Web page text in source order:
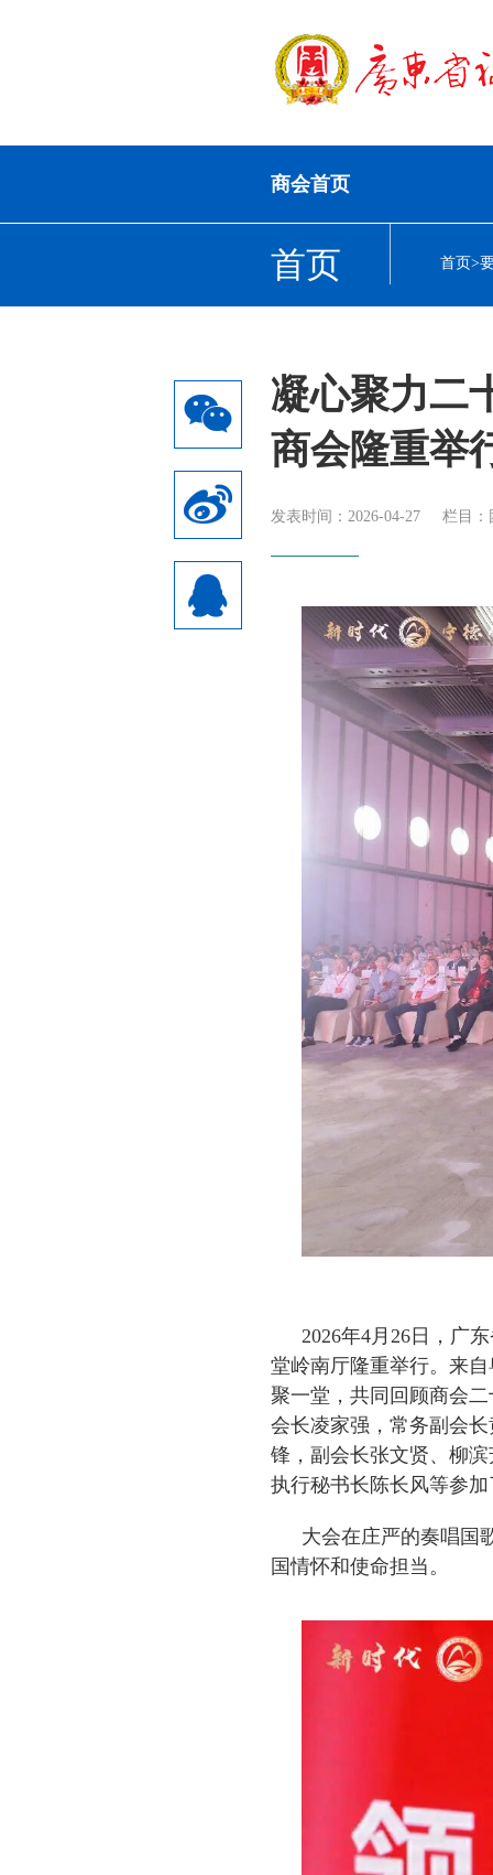
商会首页
首页 首页>
凝心聚力二
商会隆重举
发表时间：2026-04-27 栏目：
2026年4月26日，广
堂岭南厅隆重举行。来
聚一堂，共同回顾商会
会长凌家强，常务副会
锋，副会长张文贤、柳
执行秘书长陈长风等参
大会在庄严的奏唱国
国情怀和使命担当。